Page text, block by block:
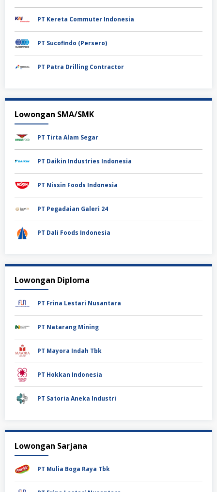
PT Kereta Commuter Indonesia
PT Sucofindo (Persero)
PT Patra Drilling Contractor
Lowongan SMA/SMK
PT Tirta Alam Segar
PT Daikin Industries Indonesia
PT Nissin Foods Indonesia
PT Pegadaian Galeri 24
PT Dali Foods Indonesia
Lowongan Diploma
PT Frina Lestari Nusantara
PT Natarang Mining
PT Mayora Indah Tbk
PT Hokkan Indonesia
PT Satoria Aneka Industri
Lowongan Sarjana
PT Mulia Boga Raya Tbk